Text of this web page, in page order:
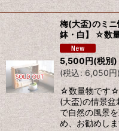
梅(大盃)のミニ
鉢・白】 ☆数
5,500円(税別)
(税込: 6,050円
☆数量物です☆
(大盃)の情景盆
で自然の風景
め、お勧めし